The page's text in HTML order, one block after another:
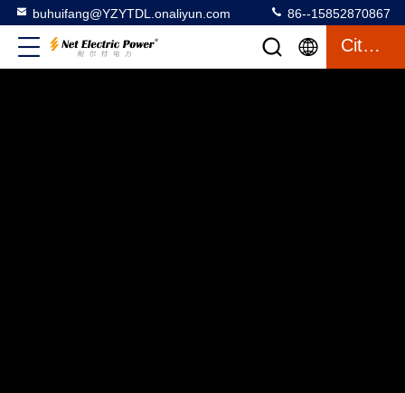
buhuifang@YZYTDL.onaliyun.com 86--15852870867
Citaat